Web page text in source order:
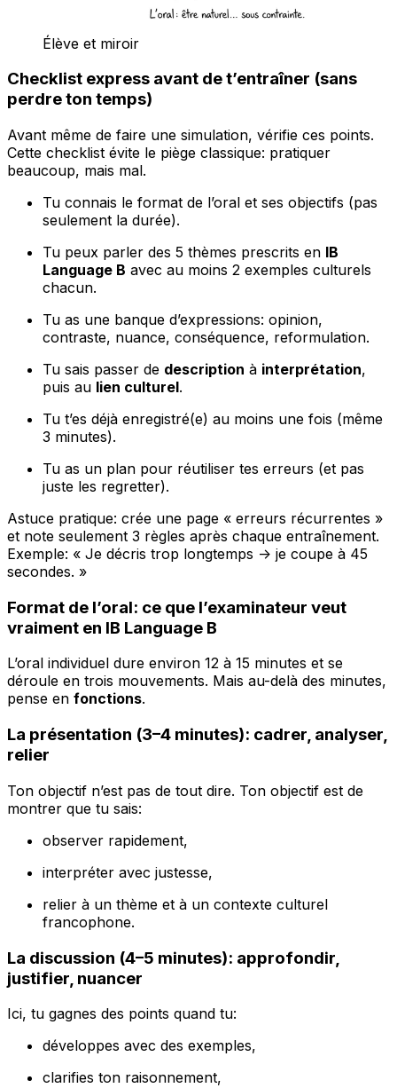
Élève et miroir
Checklist express avant de t’entraîner (sans
perdre ton temps)
Avant même de faire une simulation, vérifie ces points.
Cette checklist évite le piège classique: pratiquer
beaucoup, mais mal.
Tu connais le format de l’oral et ses objectifs (pas
seulement la durée).
Tu peux parler des 5 thèmes prescrits en IB
Language B avec au moins 2 exemples culturels
chacun.
Tu as une banque d’expressions: opinion,
contraste, nuance, conséquence, reformulation.
Tu sais passer de description à interprétation,
puis au lien culturel.
Tu t’es déjà enregistré(e) au moins une fois (même
3 minutes).
Tu as un plan pour réutiliser tes erreurs (et pas
juste les regretter).
Astuce pratique: crée une page « erreurs récurrentes »
et note seulement 3 règles après chaque entraînement.
Exemple: « Je décris trop longtemps -> je coupe à 45
secondes. »
Format de l’oral: ce que l’examinateur veut
vraiment en IB Language B
L’oral individuel dure environ 12 à 15 minutes et se
déroule en trois mouvements. Mais au-delà des minutes,
pense en fonctions.
La présentation (3–4 minutes): cadrer, analyser,
relier
Ton objectif n’est pas de tout dire. Ton objectif est de
montrer que tu sais:
observer rapidement,
interpréter avec justesse,
relier à un thème et à un contexte culturel
francophone.
La discussion (4–5 minutes): approfondir,
justifier, nuancer
Ici, tu gagnes des points quand tu:
développes avec des exemples,
clarifies ton raisonnement,